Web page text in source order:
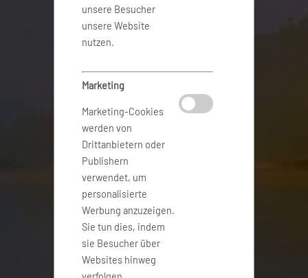
unsere Besucher
unsere Website
nutzen.
Marketing
Marketing-Cookies
werden von
Drittanbietern oder
Publishern
verwendet, um
personalisierte
Werbung anzuzeigen.
Sie tun dies, indem
sie Besucher über
Websites hinweg